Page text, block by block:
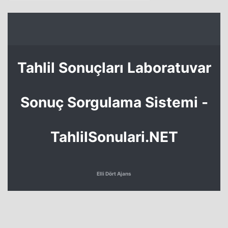
Tahlil Sonuçları Laboratuvar
Sonuç Sorgulama Sistemi -
TahlilSonulari.NET
Elli Dört Ajans